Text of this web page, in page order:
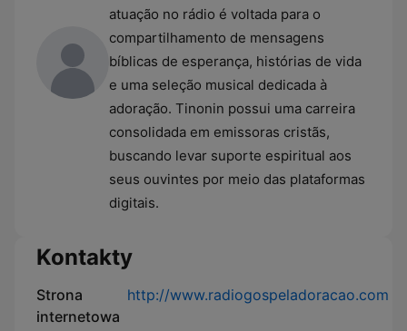
atuação no rádio é voltada para o
compartilhamento de mensagens
bíblicas de esperança, histórias de vida
e uma seleção musical dedicada à
adoração. Tinonin possui uma carreira
consolidada em emissoras cristãs,
buscando levar suporte espiritual aos
seus ouvintes por meio das plataformas
digitais.
Kontakty
Strona
internetowa
http://www.radiogospeladoracao.com